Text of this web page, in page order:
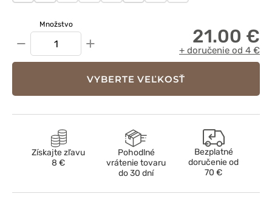
Množstvo
− + 21.00 €
+ doručenie od 4 €
VYBERTE VEĽKOSŤ
Získajte zľavu
8 €
Pohodlné
vrátenie tovaru
do 30 dní
Bezplatné
doručenie od
70 €